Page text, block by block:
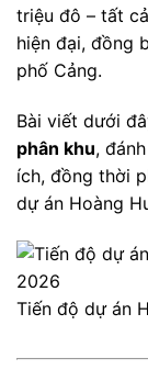
triệu đô – tất
hiện đại, đồng
phố Cảng.
Bài viết dưới
phân khu,
ích, đồng thời
dự án Hoàng
Tiến độ dự án